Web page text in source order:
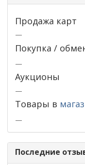
Продажа карт
—
Покупка /
—
Аукционы
—
Товары в
—
Последние